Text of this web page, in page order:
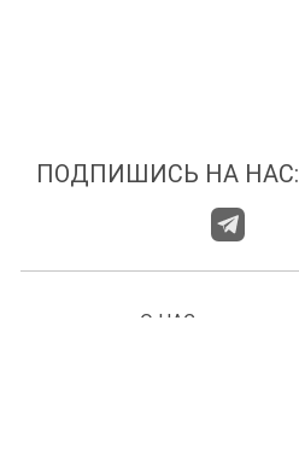
ПОДПИШИСЬ НА НАС:
О НАС